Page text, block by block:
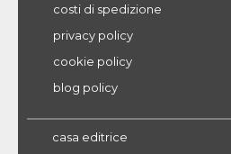
costi di spedizione
privacy policy
cookie policy
blog policy
casa editrice